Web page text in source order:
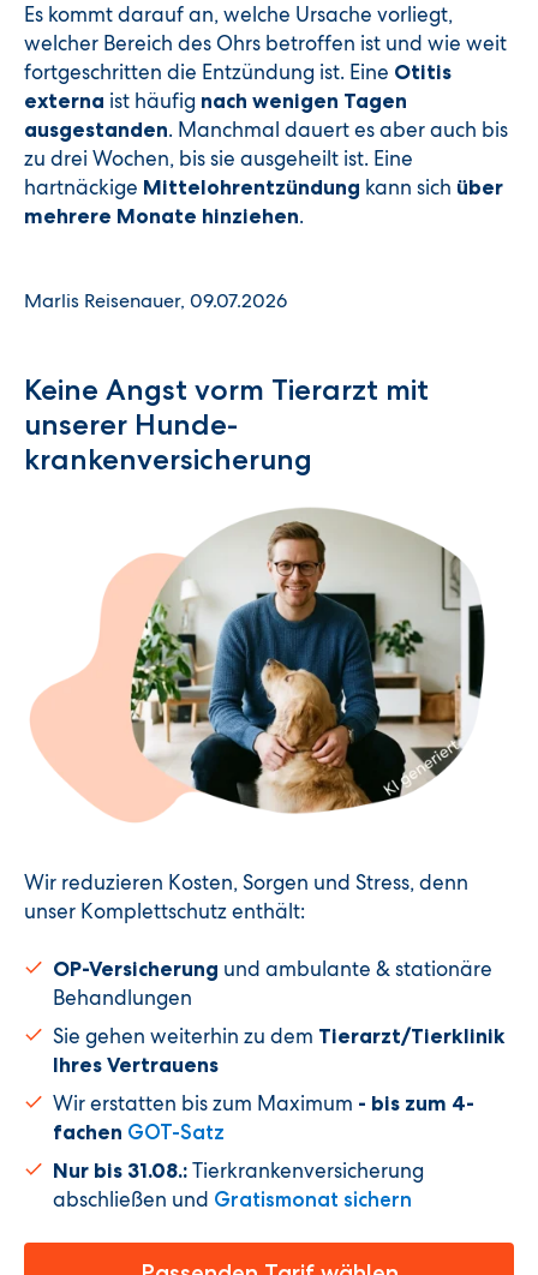
Es kommt darauf an, welche Ursache vorliegt,
welcher Bereich des Ohrs betroffen ist und wie weit
fortgeschritten die Entzündung ist. Eine Otitis
externa ist häufig nach wenigen Tagen
ausgestanden. Manchmal dauert es aber auch bis
zu drei Wochen, bis sie ausgeheilt ist. Eine
hartnäckige Mittelohrentzündung kann sich über
mehrere Monate hinziehen.
Marlis Reisenauer, 09.07.2026
Keine Angst vorm Tierarzt mit
unserer Hunde­
krankenversicherung
Wir reduzieren Kosten, Sorgen und Stress, denn
unser Komplettschutz enthält:
OP-Versicherung und ambulante & stationäre
Behandlungen
Sie gehen weiterhin zu dem Tierarzt/Tierklinik
Ihres Vertrauens
Wir erstatten bis zum Maximum - bis zum 4-
fachen GOT-Satz
Nur bis 31.08.: Tierkrankenversicherung
abschließen und Gratismonat sichern